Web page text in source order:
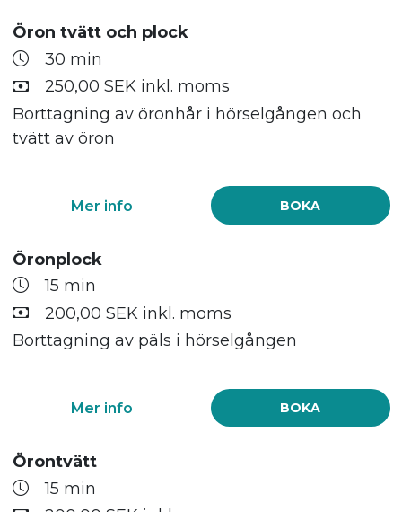
Öron tvätt och plock
30 min
250,00 SEK inkl. moms
Borttagning av öronhår i hörselgången och
tvätt av öron
BOKA
Mer info
Öronplock
15 min
200,00 SEK inkl. moms
Borttagning av päls i hörselgången
BOKA
Mer info
Örontvätt
15 min